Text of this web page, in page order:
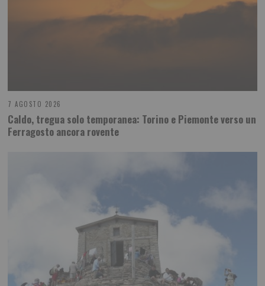
7 AGOSTO 2026
Caldo, tregua solo temporanea: Torino e Piemonte verso un
Ferragosto ancora rovente